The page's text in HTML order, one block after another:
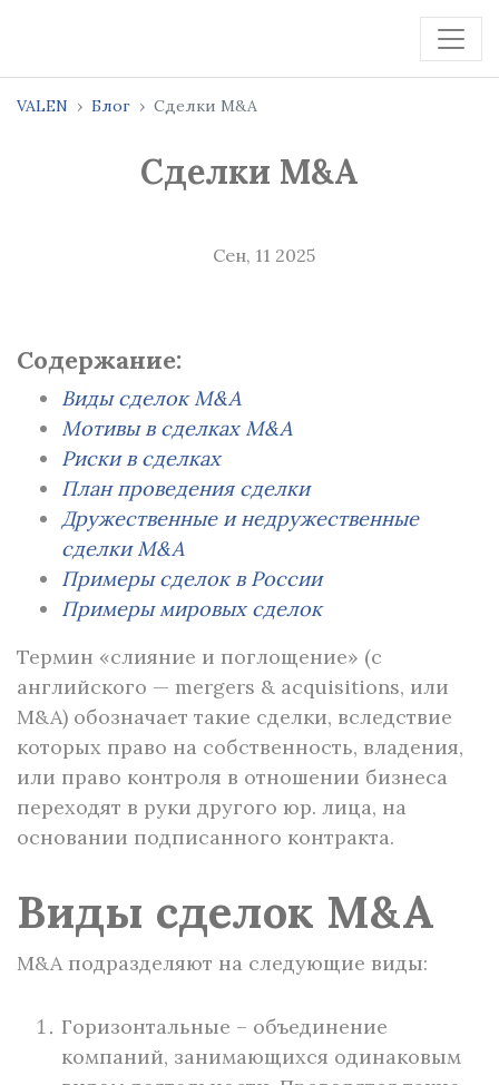
VALEN Блог Сделки M&A
Сделки M&A
Сен, 11 2025
Содержание:
Виды сделок M&A
Мотивы в сделках M&A
Риски в сделках
План проведения сделки
Дружественные и недружественные
сделки M&A
Примеры сделок в России
Примеры мировых сделок
Термин «слияние и поглощение» (с
английского — mergers & acquisitions, или
M&A) обозначает такие сделки, вследствие
которых право на собственность, владения,
или право контроля в отношении бизнеса
переходят в руки другого юр. лица, на
основании подписанного контракта.
Виды сделок M&A
M&A подразделяют на следующие виды:
Горизонтальные – объединение
компаний, занимающихся одинаковым